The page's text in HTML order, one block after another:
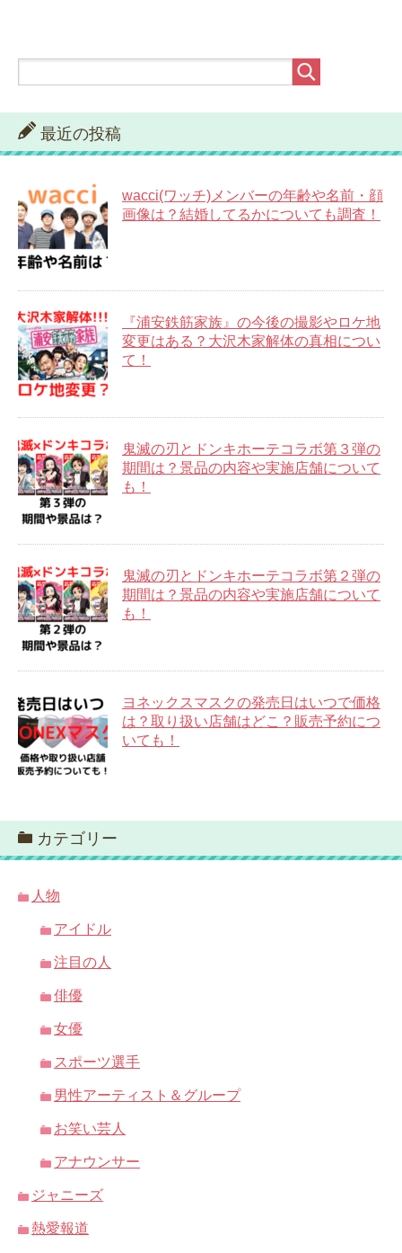
最近の投稿
wacci(ワッチ)メンバーの年齢や名前・顔
画像は？結婚してるかについても調査！
『浦安鉄筋家族』の今後の撮影やロケ地
変更はある？大沢木家解体の真相につい
て！
鬼滅の刃とドンキホーテコラボ第３弾の
期間は？景品の内容や実施店舗について
も！
鬼滅の刃とドンキホーテコラボ第２弾の
期間は？景品の内容や実施店舗について
も！
ヨネックスマスクの発売日はいつで価格
は？取り扱い店舗はどこ？販売予約につ
いても！
カテゴリー
人物
アイドル
注目の人
俳優
女優
スポーツ選手
男性アーティスト＆グループ
お笑い芸人
アナウンサー
ジャニーズ
熱愛報道